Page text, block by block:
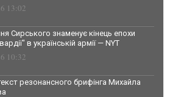
13:02
Сирського знаменує кінець епохи
в українській армії — NYT
10:32
резонансного брифінга Михайла